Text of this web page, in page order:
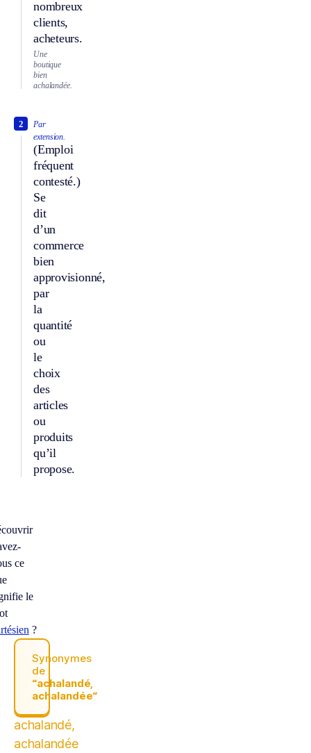
nombreux
clients,
acheteurs.
Une
boutique
bien
achalandée.
Par
extension.
(Emploi
fréquent
contesté.)
Se
dit
d’un
commerce
bien
approvisionné,
par
la
quantité
ou
le
choix
des
articles
ou
produits
qu’il
propose.
2
ce
le
?
Synonymes
de
“achalandé,
achalandée“
achalandé,
achalandée